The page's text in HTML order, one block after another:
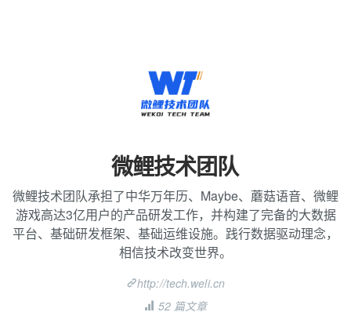
微鲤技术团队
微鲤技术团队承担了中华万年历、Maybe、蘑菇语音、微鲤
游戏高达3亿用户的产品研发工作，并构建了完备的大数据
平台、基础研发框架、基础运维设施。践行数据驱动理念，
相信技术改变世界。
http://tech.weli.cn
52 篇文章